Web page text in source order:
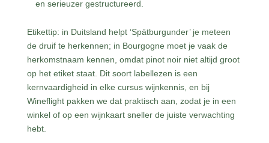
en serieuzer gestructureerd.
Etikettip: in Duitsland helpt ‘Spätburgunder’ je meteen
de druif te herkennen; in Bourgogne moet je vaak de
herkomstnaam kennen, omdat pinot noir niet altijd groot
op het etiket staat. Dit soort labellezen is een
kernvaardigheid in elke cursus wijnkennis, en bij
Wineflight pakken we dat praktisch aan, zodat je in een
winkel of op een wijnkaart sneller de juiste verwachting
hebt.